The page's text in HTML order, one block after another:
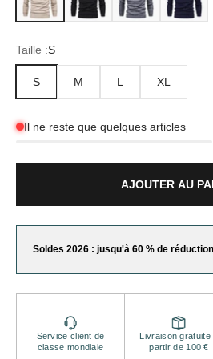
Taille :S
S M L XL
Il ne reste que quelques articles
AJOUTER AU
Soldes 2026 : jusqu'à 60 % de réduction
Service client de
classe mondiale
Livraison gratuite
partir de 100 €